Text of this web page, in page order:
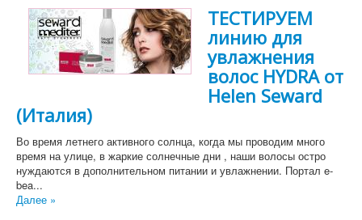
ТЕСТИРУЕМ
линию для
увлажнения
волос HYDRA от
Helen Seward
(Италия)
Во время летнего активного солнца, когда мы проводим много
время на улице, в жаркие солнечные дни , наши волосы остро
нуждаются в дополнительном питании и увлажнении. Портал e-
bea...
Далее »